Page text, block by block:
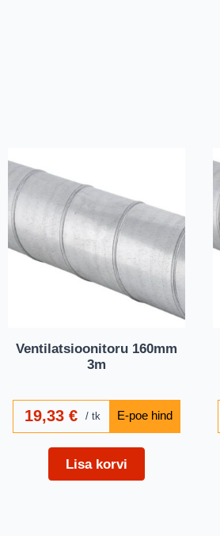
Ventilatsioonitoru 160mm
3m
19,33 € tk
Lisa korvi